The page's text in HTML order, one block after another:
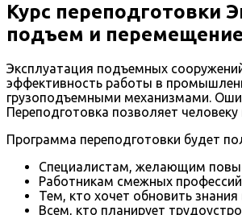
Курс переподготовки
подъем и перемещение
Эксплуатация подъемных
эффективность работы в
грузоподъемными механизмами.
Переподготовка позволяет
Программа переподготовки будет
Специалистам, желающим
Работникам смежных
Тем, кто хочет обновить
Всем, кто планирует